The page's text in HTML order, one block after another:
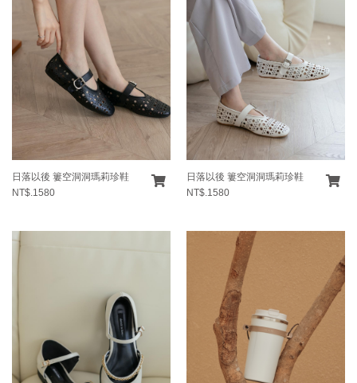
日落以後 簍空洞洞瑪莉珍鞋
NT$.1580
日落以後 簍空洞洞瑪莉珍鞋
NT$.1580